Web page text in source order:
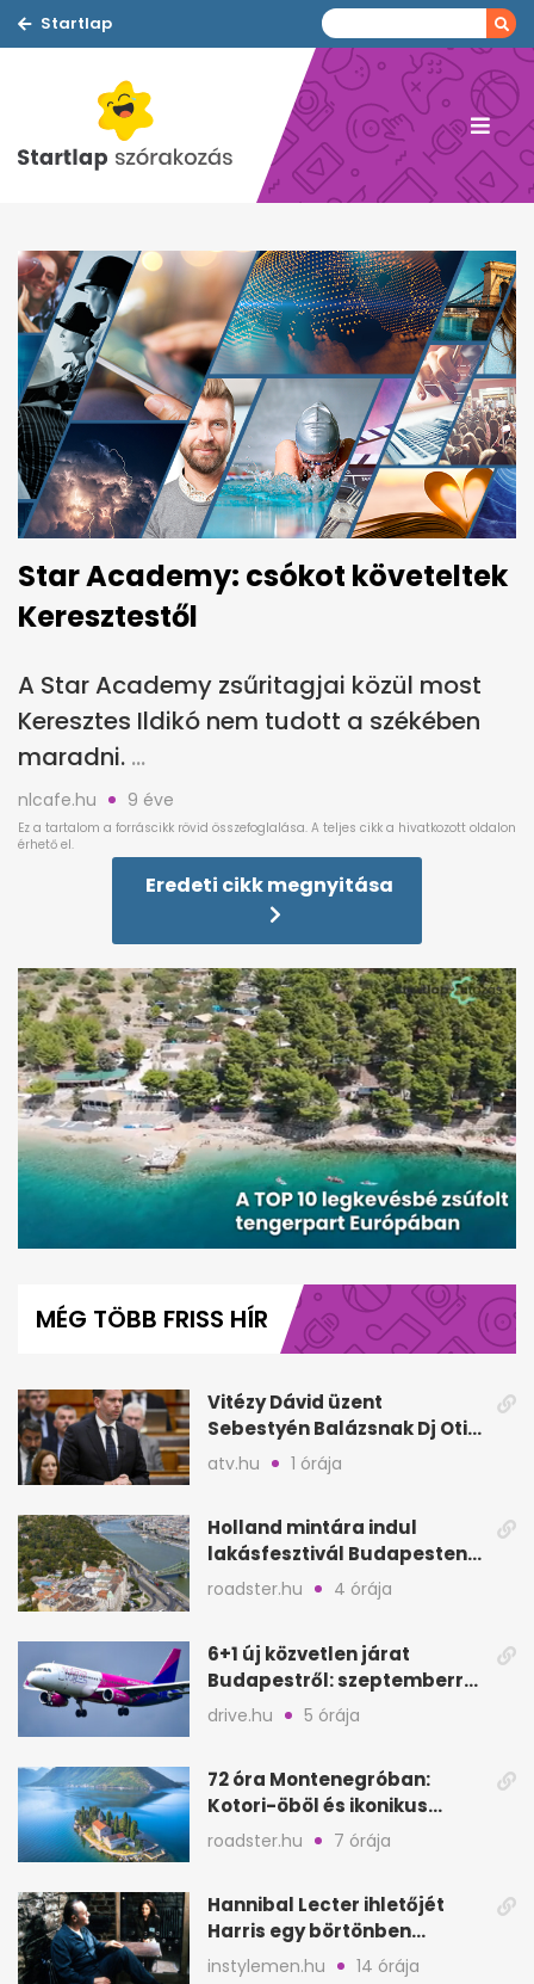
Startlap
Star Academy: csókot követeltek
Keresztestől
A Star Academy zsűritagjai közül most
Keresztes Ildikó nem tudott a székében
maradni.
nlcafe.hu 9 éve
Eredeti cikk megnyitása
minutes,
MÉG TÖBB FRISS HÍR
Vitézy Dávid üzent
Sebestyén Balázsnak Dj Oti
Sziget-bulija után
atv.hu 1 órája
Holland mintára indul
lakásfesztivál Budapesten:
koncertek egy napig
roadster.hu 4 órája
6+1 új közvetlen járat
Budapestről: szeptemberre
kész, gyors kiruccanások
drive.hu 5 órája
72 óra Montenegróban:
Kotori-öböl és ikonikus
tengerpart 3 nap alatt
roadster.hu 7 órája
Hannibal Lecter ihletőjét
Harris egy börtönben
ismerte meg
instylemen.hu 14 órája